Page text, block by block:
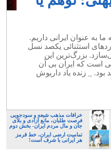
به عنوان ایرانی داریم.
استثنائی یکصد نسل
بزرگ‌ترین این
است که ایران بی‌ آن
بود. _ زنده یاد داریوش
خرافات مذهب شیعه و سودجویی
فرصت طلبان، مانع آزادی و بلای
جان و مال مردم ایران- بخش دوم
تمامیت ارضی ایران، خط قرمز
هر ایرانی با شرف است!